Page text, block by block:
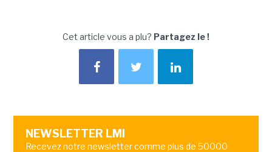
Cet article vous a plu? Partagez le !
NEWSLETTER LMI
Recevez notre newsletter comme plus de 50000